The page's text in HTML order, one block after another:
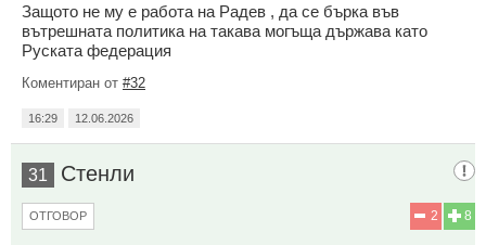
Защото не му е работа на Радев , да се бърка във
вътрешната политика на такава могъща държава като
Руската федерация
Коментиран от #32
16:29 12.06.2026
31 Стенли
8
2
ОТГОВОР